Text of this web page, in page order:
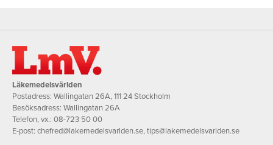
Läkemedelsvärlden
Postadress: Wallingatan 26A, 111 24 Stockholm
Besöksadress: Wallingatan 26A
Telefon, vx.: 08-723 50 00
E-post: chefred@lakemedelsvarlden.se,tips@lakemedelsvarlden.se